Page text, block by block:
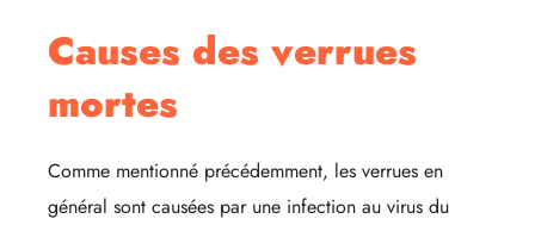
Causes des verrues
mortes
Comme mentionné précédemment, les verrues en
général sont causées par une infection au virus du